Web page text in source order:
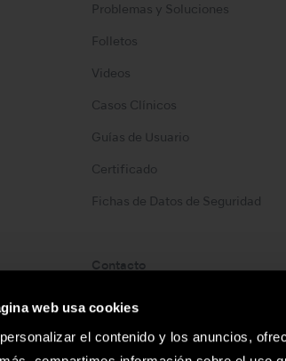
web usa cookies
el contenido y los anuncios,
Problemas y Soluciones
Folletos
Videos
Casos Clínicos
Guías de Usuario
Certificado
Fichas de Datos de Seguridad
Contacto